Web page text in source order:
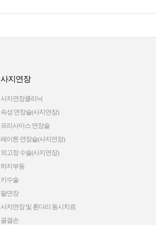
사지연장
사지연장클리닉
속성 연장술(사지연장)
프리사이스 연장술
레이튼 연장술(사지연장)
외고정 수술(사지연장)
하지부동
키수술
팔연장
사지연장 및 휜다리 동시치료
골결손